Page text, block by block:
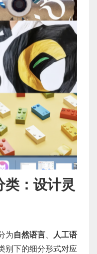
：设计灵
为自然语言
人工语
别下的细分形式对应